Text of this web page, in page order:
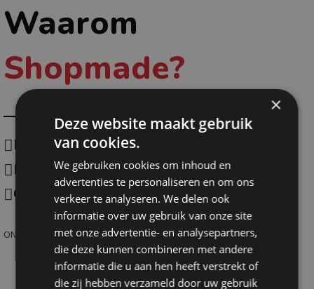
Waarom
Shopmade?
Eigen productie
Duurzaam
One-stop-shoping
ONTDEK SHOPMADE
×
Deze website maakt gebruik
van cookies.
We gebruiken cookies om inhoud en
advertenties te personaliseren en om ons
verkeer te analyseren. We delen ook
informatie over uw gebruik van onze site
met onze advertentie- en analysepartners,
die deze kunnen combineren met andere
informatie die u aan hen heeft verstrekt of
die zij hebben verzameld door uw gebruik